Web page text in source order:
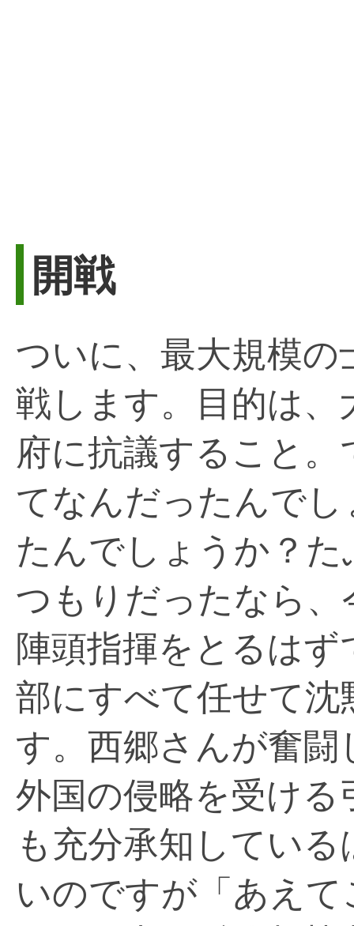
開戦
ついに、最大規模
戦します。目的は、
府に抗議すること
てなんだったんで
たんでしょうか？
つもりだったなら
陣頭指揮をとるは
部にすべて任せて
す。西郷さんが奮
外国の侵略を受け
も充分承知してい
いのですが「あえ